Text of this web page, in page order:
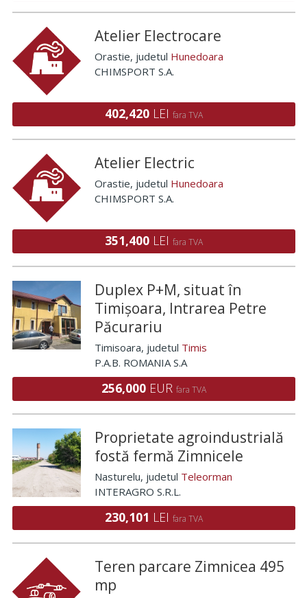
Atelier Electrocare
Orastie, judetul Hunedoara
CHIMSPORT S.A.
402,420 LEI fara TVA
Atelier Electric
Orastie, judetul Hunedoara
CHIMSPORT S.A.
351,400 LEI fara TVA
Duplex P+M, situat în
Timișoara, Intrarea Petre
Păcurariu
Timisoara, judetul Timis
P.A.B. ROMANIA S.A
256,000 EUR fara TVA
Proprietate agroindustrială
fostă fermă Zimnicele
Nasturelu, judetul Teleorman
INTERAGRO S.R.L.
230,101 LEI fara TVA
Teren parcare Zimnicea 495
mp